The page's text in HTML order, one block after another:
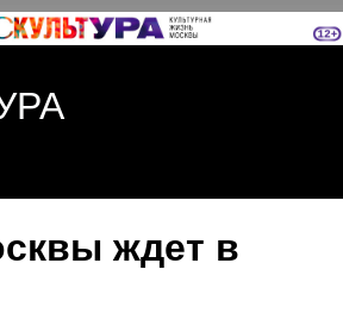
к основному
ждет в